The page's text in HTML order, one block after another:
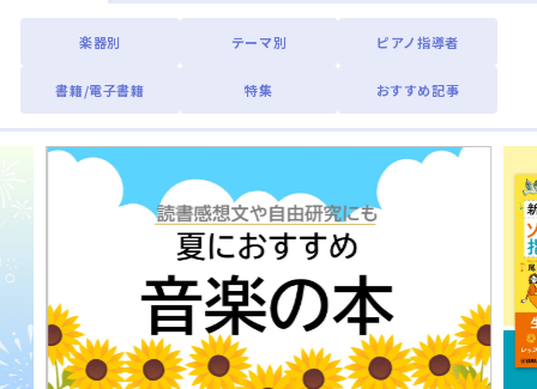
ン
楽器別 テーマ別 ピアノ指導者
書籍/電子書籍 特集 おすすめ記事